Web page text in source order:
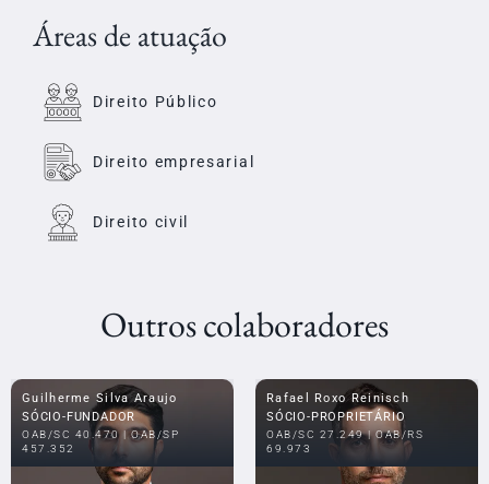
Áreas de atuação
Direito Público
Direito empresarial
Direito civil
Outros colaboradores
Guilherme Silva Araujo
SÓCIO-FUNDADOR
OAB/SC 40.470 | OAB/SP
457.352
Rafael Roxo Reinisch
SÓCIO-PROPRIETÁRIO
OAB/SC 27.249 | OAB/RS
69.973